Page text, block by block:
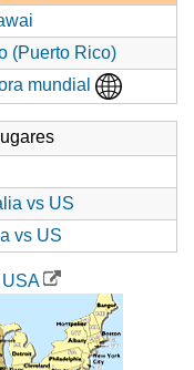
(Puerto Rico)
mundial
vs US
vs US
USA